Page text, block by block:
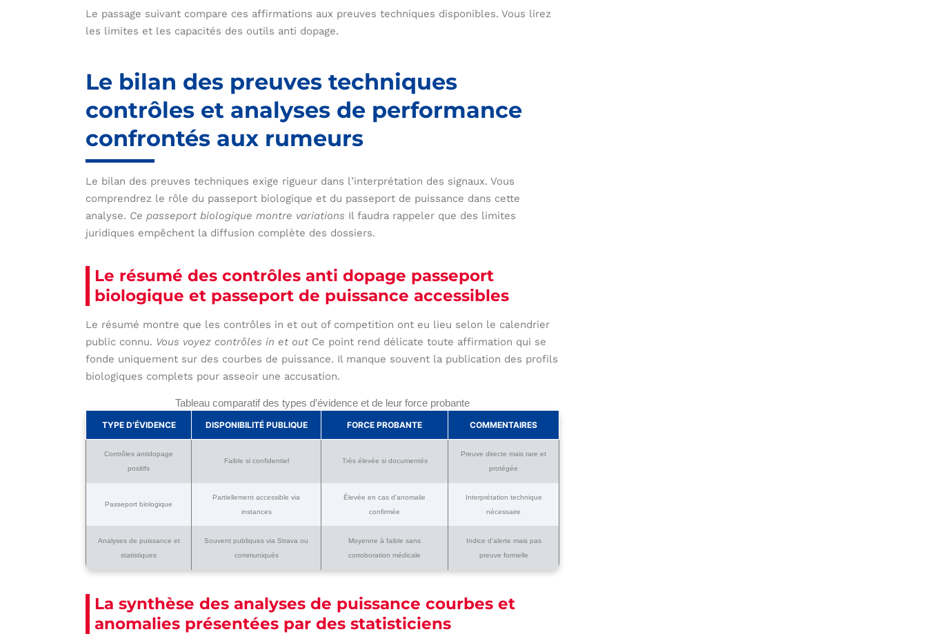
Le passage suivant compare ces affirmations aux preuves techniques disponibles. Vous lirez
les limites et les capacités des outils anti dopage.
Le bilan des preuves techniques
contrôles et analyses de performance
confrontés aux rumeurs
Le bilan des preuves techniques exige rigueur dans l’interprétation des signaux. Vous
comprendrez le rôle du passeport biologique et du passeport de puissance dans cette
analyse. Ce passeport biologique montre variations Il faudra rappeler que des limites
juridiques empêchent la diffusion complète des dossiers.
Le résumé des contrôles anti dopage passeport
biologique et passeport de puissance accessibles
Le résumé montre que les contrôles in et out of competition ont eu lieu selon le calendrier
public connu. Vous voyez contrôles in et out Ce point rend délicate toute affirmation qui se
fonde uniquement sur des courbes de puissance. Il manque souvent la publication des profils
biologiques complets pour asseoir une accusation.
Tableau comparatif des types d’évidence et de leur force probante
TYPE D’ÉVIDENCE DISPONIBILITÉ PUBLIQUE FORCE PROBANTE COMMENTAIRES
Contrôles antidopage
positifs
Faible si confidentiel Très élevée si documentés
Preuve directe mais rare et
protégée
Passeport biologique
Partiellement accessible via
instances
Élevée en cas d’anomalie
confirmée
Interprétation technique
nécessaire
Analyses de puissance et
statistiques
Souvent publiques via Strava ou
communiqués
Moyenne à faible sans
corroboration médicale
Indice d’alerte mais pas
preuve formelle
La synthèse des analyses de puissance courbes et
anomalies présentées par des statisticiens